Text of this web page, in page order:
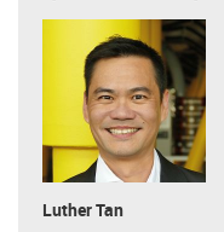
Luther Tan